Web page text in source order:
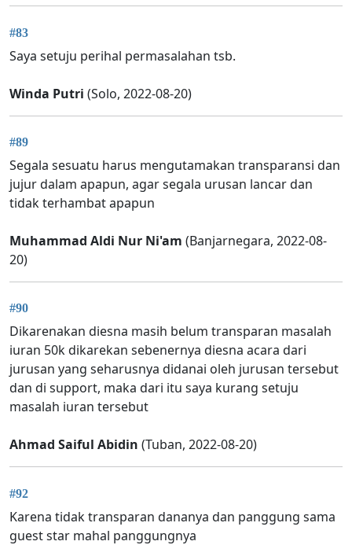
#83
Saya setuju perihal permasalahan tsb.
Winda Putri (Solo, 2022-08-20)
#89
Segala sesuatu harus mengutamakan transparansi dan
jujur dalam apapun, agar segala urusan lancar dan
tidak terhambat apapun
Muhammad Aldi Nur Ni'am (Banjarnegara, 2022-08-
20)
#90
Dikarenakan diesna masih belum transparan masalah
iuran 50k dikarekan sebenernya diesna acara dari
jurusan yang seharusnya didanai oleh jurusan tersebut
dan di support, maka dari itu saya kurang setuju
masalah iuran tersebut
Ahmad Saiful Abidin (Tuban, 2022-08-20)
#92
Karena tidak transparan dananya dan panggung sama
guest star mahal panggungnya